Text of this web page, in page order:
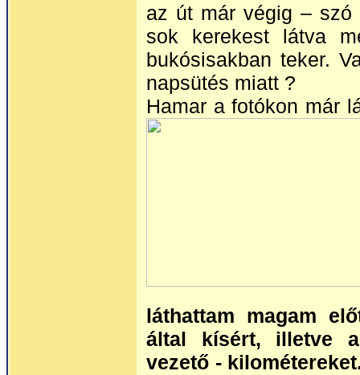
az út már végig – szó
sok kerekest látva
bukósisakban teker.
napsütés miatt ?
Hamar a fotókon már
láthattam magam
által kísért, illetve
vezető -